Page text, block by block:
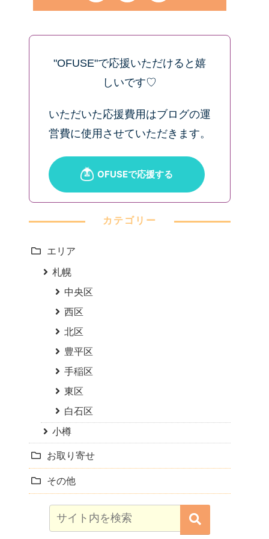
"OFUSE"で応援いただけると嬉
しいです♡
いただいた応援費用はブログの運
営費に使用させていただきます。
カテゴリー
エリア
札幌
中央区
西区
北区
豊平区
手稲区
東区
白石区
小樽
お取り寄せ
その他